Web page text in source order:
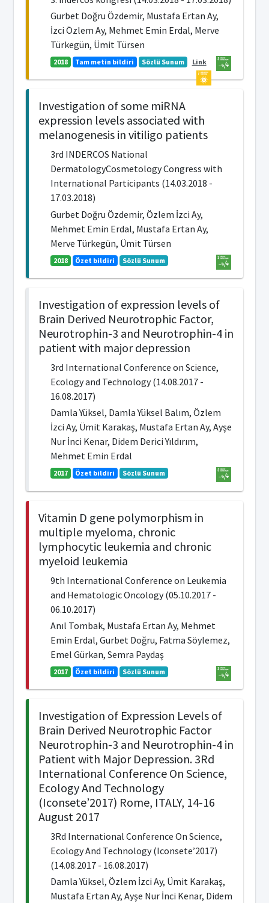
Gurbet Doğru Özdemir, Mustafa Ertan Ay,
İzci Özlem Ay, Mehmet Emin Erdal, Merve
Türkegün, Ümit Türsen
2018 Tam metin bildiri Sözlü Sunum Link
Investigation of some miRNA
expression levels associated with
melanogenesis in vitiligo patients
3rd INDERCOS National
DermatologyCosmetology Congress with
International Participants (14.03.2018 -
17.03.2018)
Gurbet Doğru Özdemir, Özlem İzci Ay,
Mehmet Emin Erdal, Mustafa Ertan Ay,
Merve Türkegün, Ümit Türsen
2018 Özet bildiri Sözlü Sunum
Investigation of expression levels of
Brain Derived Neurotrophic Factor,
Neurotrophin-3 and Neurotrophin-4 in
patient with major depression
3rd International Conference on Science,
Ecology and Technology (14.08.2017 -
16.08.2017)
Damla Yüksel, Damla Yüksel Balım, Özlem
İzci Ay, Ümit Karakaş, Mustafa Ertan Ay, Ayşe
Nur İnci Kenar, Didem Derici Yıldırım,
Mehmet Emin Erdal
2017 Özet bildiri Sözlü Sunum
Vitamin D gene polymorphism in
multiple myeloma, chronic
lymphocytic leukemia and chronic
myeloid leukemia
9th International Conference on Leukemia
and Hematologic Oncology (05.10.2017 -
06.10.2017)
Anıl Tombak, Mustafa Ertan Ay, Mehmet
Emin Erdal, Gurbet Doğru, Fatma Söylemez,
Emel Gürkan, Semra Paydaş
2017 Özet bildiri Sözlü Sunum
Investigation of Expression Levels of
Brain Derived Neurotrophic Factor
Neurotrophin-3 and Neurotrophin-4 in
Patient with Major Depression. 3Rd
International Conference On Science,
Ecology And Technology
(Iconsete’2017) Rome, ITALY, 14-16
August 2017
3Rd International Conference On Science,
Ecology And Technology (Iconsete’2017)
(14.08.2017 - 16.08.2017)
Damla Yüksel, Özlem İzci Ay, Ümit Karakaş,
Mustafa Ertan Ay, Ayşe Nur İnci Kenar, Didem